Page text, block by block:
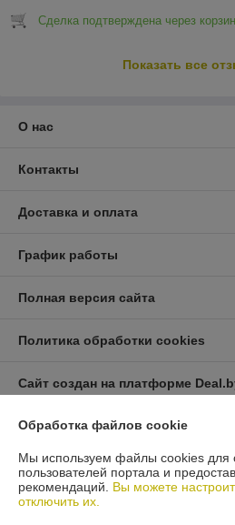
Сделка подтверждена через
Показать все
О нас
Контакты
Доставка и оплата
График работы
Полная версия сайта
Политика обработки cookies
Сайт создан на платформе
Юридическое лицо:Общество с
«Автопроект Плюс»
г. Минск, ул. Тимирязева, д.114-8
Обработка файлов cookie
Мы используем файлы cookies для
пользователей портала и
рекомендаций. Вы можете
отключить их.